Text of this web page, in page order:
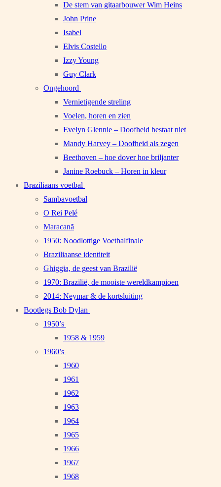
De stem van gitaarbouwer Wim Heins
John Prine
Isabel
Elvis Costello
Izzy Young
Guy Clark
Ongehoord
Vernietigende streling
Voelen, horen en zien
Evelyn Glennie – Doofheid bestaat niet
Mandy Harvey – Doofheid als zegen
Beethoven – hoe dover hoe briljanter
Janine Roebuck – Horen in kleur
Braziliaans voetbal
Sambavoetbal
O Rei Pelé
Maracanã
1950: Noodlottige Voetbalfinale
Braziliaanse identiteit
Ghiggia, de geest van Brazilië
1970: Brazilië, de mooiste wereldkampioen
2014: Neymar & de kortsluiting
Bootlegs Bob Dylan
1950’s
1958 & 1959
1960’s
1960
1961
1962
1963
1964
1965
1966
1967
1968